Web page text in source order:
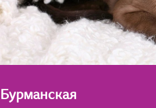
Бурманская